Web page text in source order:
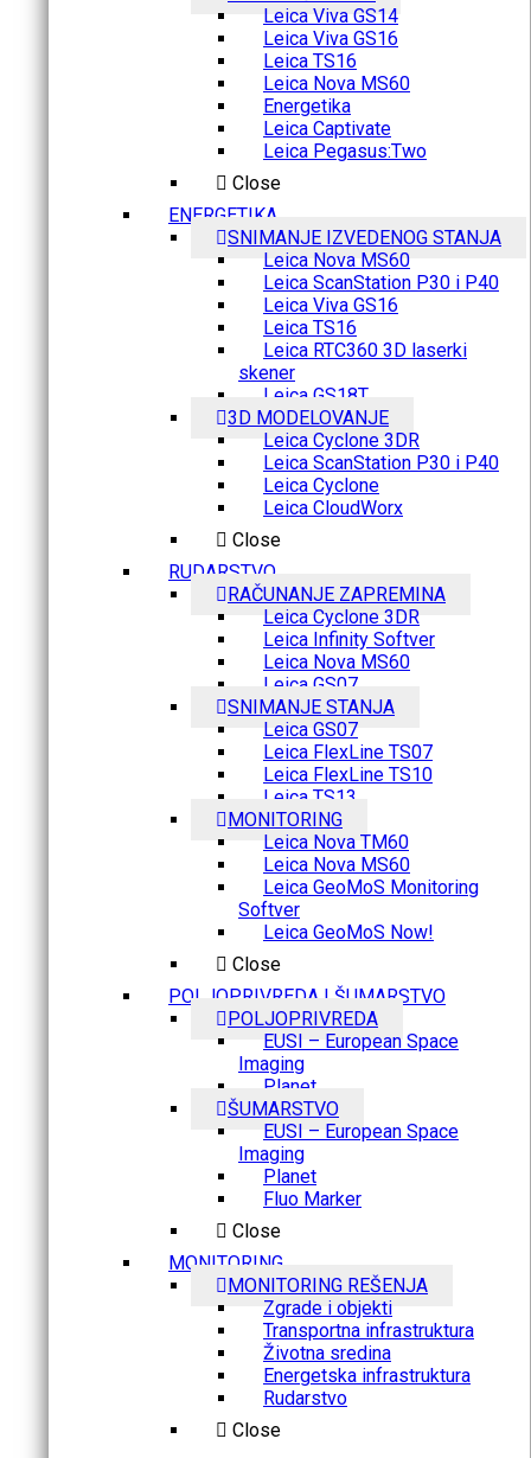
Leica Viva GS14
Leica Viva GS16
Leica TS16
Leica Nova MS60
Energetika
Leica Captivate
Leica Pegasus:Two
Close
ENERGETIKA
SNIMANJE IZVEDENOG STANJA
Leica Nova MS60
Leica ScanStation P30 i P40
Leica Viva GS16
Leica TS16
Leica RTC360 3D laserki
skener
Leica GS18T
3D MODELOVANJE
Leica Cyclone 3DR
Leica ScanStation P30 i P40
Leica Cyclone
Leica CloudWorx
Close
RUDARSTVO
RAČUNANJE ZAPREMINA
Leica Cyclone 3DR
Leica Infinity Softver
Leica Nova MS60
Leica GS07
SNIMANJE STANJA
Leica GS07
Leica FlexLine TS07
Leica FlexLine TS10
Leica TS13
MONITORING
Leica Nova TM60
Leica Nova MS60
Leica GeoMoS Monitoring
Softver
Leica GeoMoS Now!
Close
POLJOPRIVREDA I ŠUMARSTVO
POLJOPRIVREDA
EUSI – European Space
Imaging
Planet
ŠUMARSTVO
EUSI – European Space
Imaging
Planet
Fluo Marker
Close
MONITORING
MONITORING REŠENJA
Zgrade i objekti
Transportna infrastruktura
Životna sredina
Energetska infrastruktura
Rudarstvo
Close